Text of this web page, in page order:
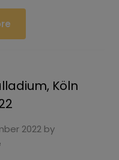
Köln
2022 by